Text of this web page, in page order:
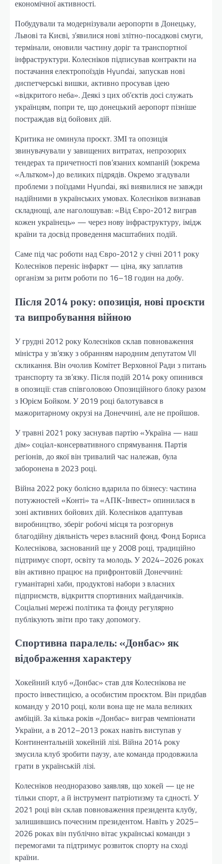
економічної активності.
Побудували та модернізували аеропорти в Донецьку,
Львові та Києві, з’явилися нові злітно-посадкові смуги,
термінали, оновили частину доріг та транспортної
інфраструктури. Колесніков підписував контракти на
постачання електропоїздів Hyundai, запускав нові
диспетчерські вишки, активно просував ідею
«відкритого неба». Деякі з цих об’єктів досі служать
українцям, попри те, що донецький аеропорт пізніше
постраждав від бойових дій.
Критика не оминула проєкт. ЗМІ та опозиція
звинувачували у завищених витратах, непрозорих
тендерах та причетності пов’язаних компаній (зокрема
«Альтком») до великих підрядів. Окремо згадували
проблеми з поїздами Hyundai, які виявилися не завжди
надійними в українських умовах. Колесніков визнавав
складнощі, але наголошував: «Від Євро-2012 виграв
кожен українець» — через нову інфраструктуру, імідж
країни та досвід проведення масштабних подій.
Саме під час роботи над Євро-2012 у січні 2011 року
Колесніков переніс інфаркт — ціна, яку заплатив
організм за ритм роботи по 16–18 годин на добу.
Після 2014 року: опозиція, нові проєкти
та випробування війною
У грудні 2012 року Колесніков склав повноваження
міністра у зв’язку з обранням народним депутатом VII
скликання. Він очолив Комітет Верховної Ради з питань
транспорту та зв’язку. Після подій 2014 року опинився
в опозиції: став співголовою Опозиційного блоку разом
з Юрієм Бойком. У 2019 році балотувався в
мажоритарному окрузі на Донеччині, але не пройшов.
У травні 2021 року заснував партію «Україна — наш
дім» соціал-консервативного спрямування. Партія
регіонів, до якої він тривалий час належав, була
заборонена в 2023 році.
Війна 2022 року болісно вдарила по бізнесу: частина
потужностей «Конті» та «АПК-Інвест» опинилася в
зоні активних бойових дій. Колесніков адаптував
виробництво, зберіг робочі місця та розгорнув
благодійну діяльність через власний фонд. Фонд Бориса
Колеснікова, заснований ще у 2008 році, традиційно
підтримує спорт, освіту та молодь. У 2024–2026 роках
він активно працює на прифронтовій Донеччині:
гуманітарні хаби, продуктові набори з власних
підприємств, відкриття спортивних майданчиків.
Соціальні мережі політика та фонду регулярно
публікують звіти про таку допомогу.
Спортивна паралель: «Донбас» як
відображення характеру
Хокейний клуб «Донбас» став для Колеснікова не
просто інвестицією, а особистим проєктом. Він придбав
команду у 2010 році, коли вона ще не мала великих
амбіцій. За кілька років «Донбас» виграв чемпіонати
України, а в 2012–2013 роках навіть виступав у
Континентальній хокейній лізі. Війна 2014 року
змусила клуб зробити паузу, але команда продовжила
грати в українській лізі.
Колесніков неодноразово заявляв, що хокей — це не
тільки спорт, а й інструмент патріотизму та єдності. У
2021 році він склав повноваження президента клубу,
залишившись почесним президентом. Навіть у 2025–
2026 роках він публічно вітає українські команди з
перемогами та підтримує розвиток спорту на сході
країни.